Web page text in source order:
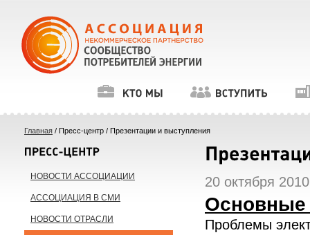
Главная / Пресс-центр / Презентации и выступления
20 октября 2010
Основные
Проблемы
НОВОСТИ АССОЦИАЦИИ
АССОЦИАЦИЯ В СМИ
НОВОСТИ ОТРАСЛИ